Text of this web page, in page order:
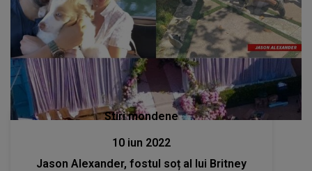
Stiri mondene
10 iun 2022
Jason Alexander, fostul soț al lui Britney